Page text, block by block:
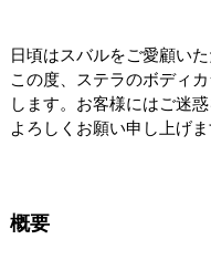
日頃はスバルをご愛顧い
この度、ステラのボディ
します。お客様にはご迷
よろしくお願い申し上げま
概要